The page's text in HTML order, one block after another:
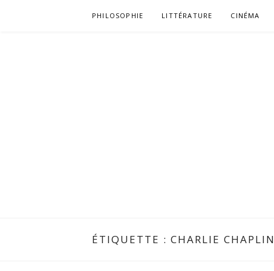
PHILOSOPHIE LITTÉRATURE CINÉMA
ÉTIQUETTE : CHARLIE CHAPLIN